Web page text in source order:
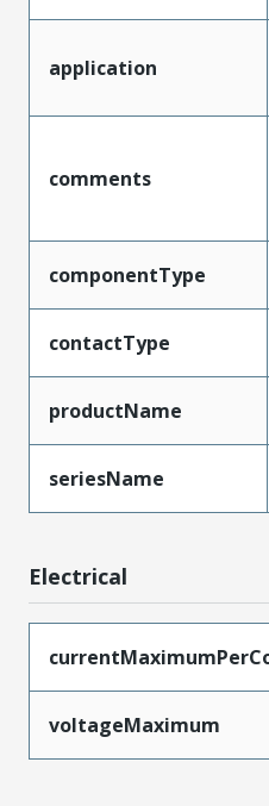
application
comments
componentType
contactType
productName
seriesName
Electrical
voltageMaximum